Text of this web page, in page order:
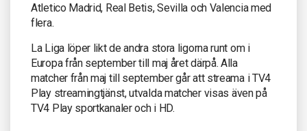
Atletico Madrid, Real Betis, Sevilla och Valencia med
flera.
La Liga löper likt de andra stora ligorna runt om i
Europa från september till maj året därpå. Alla
matcher från maj till september går att streama i TV4
Play streamingtjänst, utvalda matcher visas även på
TV4 Play sportkanaler och i HD.